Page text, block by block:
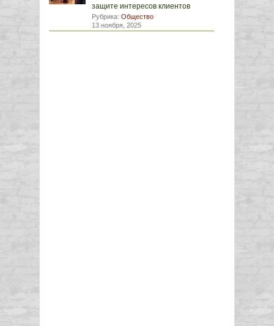
защите интересов клиентов
Рубрика: Общество
13 ноября, 2025